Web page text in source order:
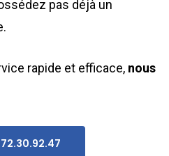
pas déjà un
rapide et efficace, nous